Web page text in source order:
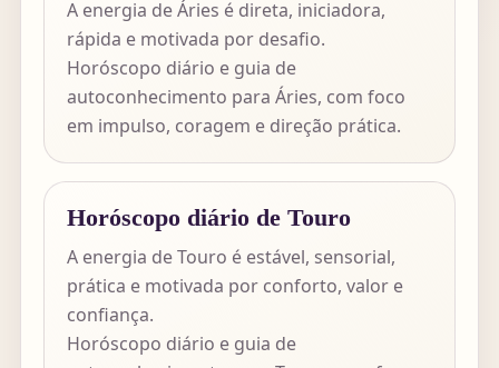
A energia de Áries é direta, iniciadora,
rápida e motivada por desafio.
Horóscopo diário e guia de
autoconhecimento para Áries, com foco
em impulso, coragem e direção prática.
Horóscopo diário de Touro
A energia de Touro é estável, sensorial,
prática e motivada por conforto, valor e
confiança.
Horóscopo diário e guia de